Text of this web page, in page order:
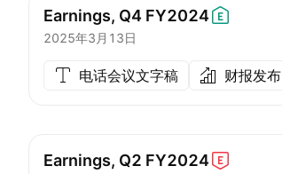
Earnings, Q4 FY2024
2025年3月13日
电话会议文字稿 财报发布
Earnings, Q2 FY2024